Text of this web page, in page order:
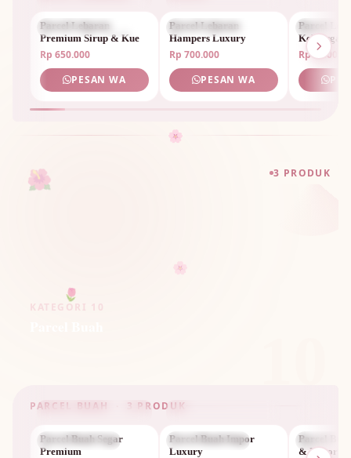
🌷
PARCEL LEBARAN
Parcel Lebaran
Premium Sirup & Kue
Rp 650.000
PESAN WA
PARCEL LEBARAN
Parcel Lebaran
Hampers Luxury
Rp 700.000
PESAN WA
PARCEL
Parcel
Keluarga
Rp
🌸
3 PRODUK
🌺
KATEGORI 10
PARCEL BUAH · 3 PRODUK
PARCEL BUAH
Parcel Buah Segar
Premium
PARCEL BUAH
Parcel Buah Impor
Luxury
PARCEL
Parcel
& Impor